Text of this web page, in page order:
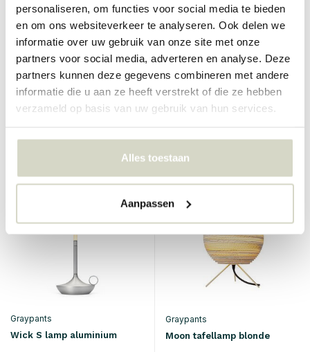
personaliseren, om functies voor social media te bieden
en om ons websiteverkeer te analyseren. Ook delen we
informatie over uw gebruik van onze site met onze
partners voor social media, adverteren en analyse. Deze
partners kunnen deze gegevens combineren met andere
informatie die u aan ze heeft verstrekt of die ze hebben
verzameld op basis van uw gebruik van hun services.
Alles toestaan
Aanpassen
Graypants
Wick lamp sage green
€159,00 €143,10
Incl. btw
• Op voorraad
Graypants
Moon tafellamp wit
€385,00 €346,50
Incl. btw
• Op voorraad
Graypants
Wick S lamp aluminium
Graypants
Moon tafellamp blonde